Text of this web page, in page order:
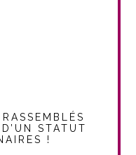
STATUT
!